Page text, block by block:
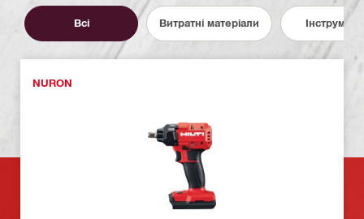
Всі Витратні матеріали
NURON